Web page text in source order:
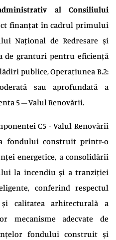
al Consiliului
finanțat în cadrul primului
Național de Redresare și
de granturi pentru eficiență
publice, Operațiunea B.2:
sau aprofundată a
5 – Valul Renovării.
C5 - Valul Renovării
fondului construit printr-o
energetice, a consolidării
la incendiu și a tranziției
conferind respectul
calitatea arhitecturală a
mecanisme adecvate de
fondului construit și